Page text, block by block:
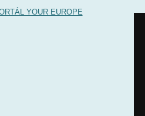
YOUR EUROPE